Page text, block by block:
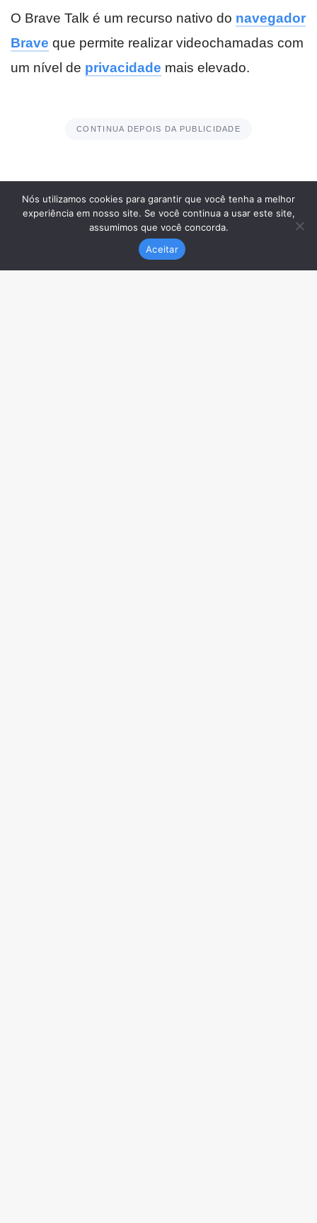
Nós utilizamos cookies para garantir que você tenha a melhor
experiência em nosso site. Se você continua a usar este site,
assumimos que você concorda.
Aceitar